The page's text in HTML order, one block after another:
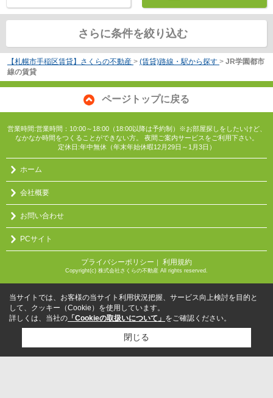
さらに条件を絞り込む
【札幌市手稲区賃貸】さくらの不動産 > (賃貸)路線・駅から探す > JR学園都市
線の賃貸
ページトップに戻る
営業時間:営業時間：10:00～18:00（18:00以降は予約制）※お部屋探しをしたいけど、
なかなか時間をつくることができない方。 夜間ご案内サービスをご利用下さい。
定休日:年中無休（年末年始休暇12月29日～1月3日）
ホーム
会社概要
お問い合わせ
PCサイト
プライバシーポリシー ｜ 利用規約
Copyright(c) 株式会社さくらの不動産 All rights reserved.
当サイトでは、お客様の当サイト利用状況把握、サービス向上検討を目的と
して、クッキー（Cookie）を使用しています。
詳しくは、当社の 「Cookieの取扱いについて」 をご確認ください。
閉じる